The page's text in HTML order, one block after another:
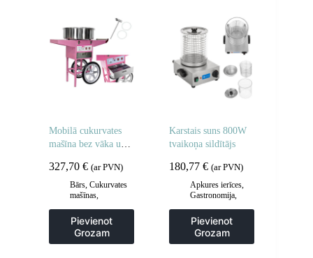
Mobilā cukurvates
mašīna bez vāka uz
327,70 € (ar PVN)
Bārs, Cukurvates
mašīnas,
Pievienot
Grozam
Karstais suns 800W
tvaikoņa sildītājs
180,77€ (ar PVN)
Apkures ierīces,
Gastronomija,
aprīkojums
Virtuve
Pievienot
Grozam